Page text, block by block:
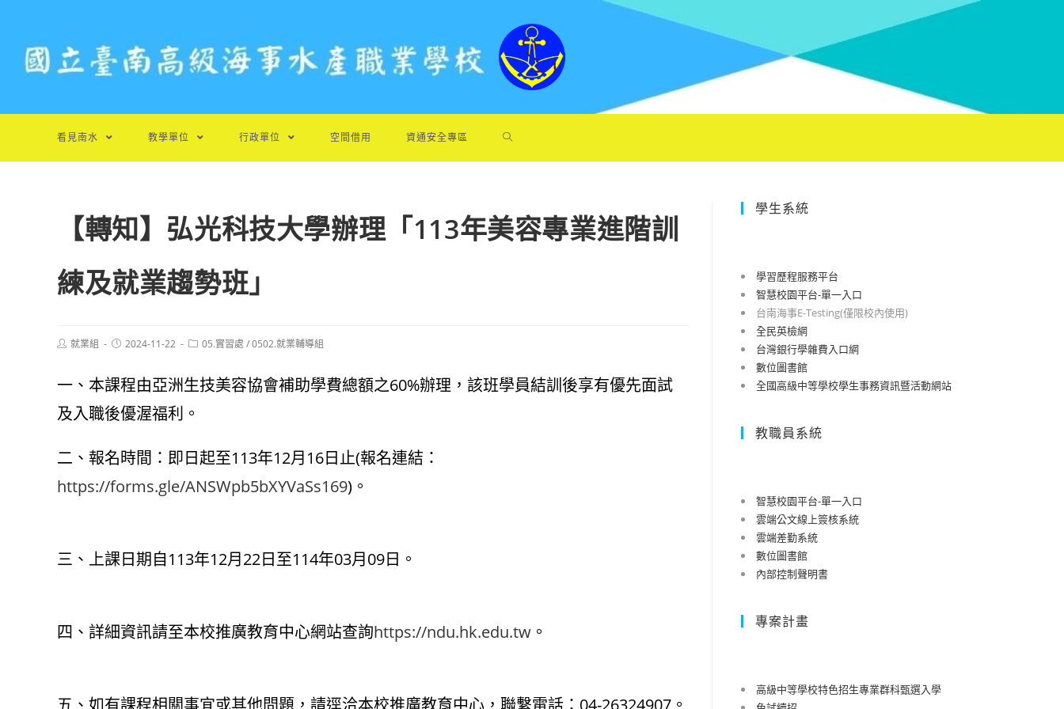
看見南水 教學單位 行政單位 空間借用 資通安全專區
【轉知】弘光科技大學辦理「113年美容專業進階訓
練及就業趨勢班」
Post就業組
Post2024-11-22
Post05.實習處 /0502.就業輔導組
一、本課程由亞洲生技美容協會補助學費總額之60%辦理，該班學員結訓後享有優先面試
及入職後優渥福利。
二、報名時間：即日起至113年12月16日止(報名連結：
https://forms.gle/ANSWpb5bXYVaSs169)。
三、上課日期自113年12月22日至114年03月09日。
四、詳細資訊請至本校推廣教育中心網站查詢https://ndu.hk.edu.tw 。
五、如有課程相關事宜或其他問題，請逕洽本校推廣教育中心，聯繫電話：04-26324907。
學生系統
學習歷程服務平台
智慧校園平台-單一入口
台南海事E-Testing(僅限校內使用)
全民英檢網
台灣銀行學雜費入口網
數位圖書館
全國高級中等學校學生事務資訊暨活動網站
教職員系統
智慧校園平台-單一入口
雲端公文線上簽核系統
雲端差勤系統
數位圖書館
內部控制聲明書
專案計畫
高級中等學校特色招生專業群科甄選入學